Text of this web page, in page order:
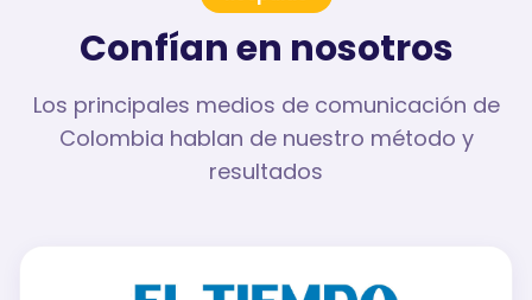
Confían en nosotros
Los principales medios de comunicación de
Colombia hablan de nuestro método y
resultados